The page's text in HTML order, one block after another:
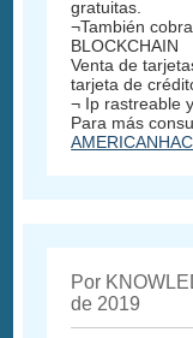
gratuitas.
¬También
BLOCKCHAIN
Venta de
tarjeta de
¬ Ip rastreable
Para más
Por
de 2019